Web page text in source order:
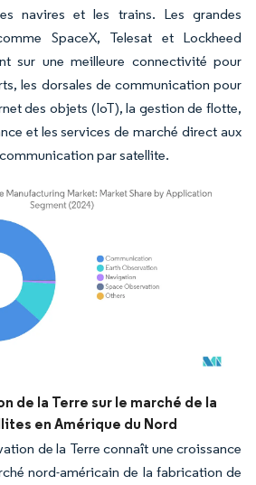
navires et les trains. Les grandes
SpaceX, Telesat et Lockheed
sur une meilleure connectivité pour
les dorsales de communication pour
des objets (IoT), la gestion de flotte,
et les services de marché direct aux
par satellite.
La réutilisation nécessite une attribution sous CC BY
de la Terre sur le marché de la
en Amérique du Nord
de la Terre connaît une croissance
nord-américain de la fabrication de